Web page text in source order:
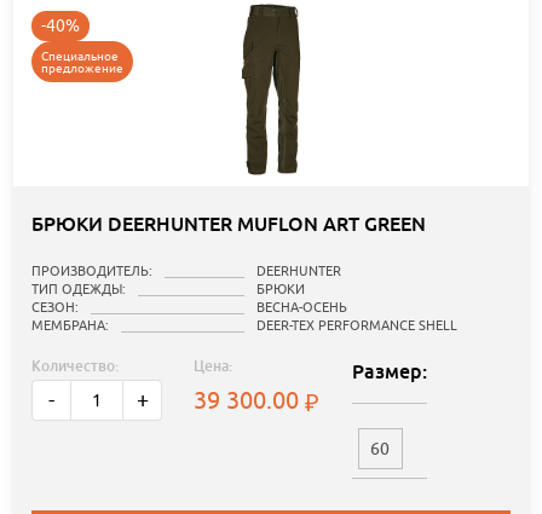
-40%
Специальное
предложение
БРЮКИ DEERHUNTER MUFLON ART GREEN
ПРОИЗВОДИТЕЛЬ:
DEERHUNTER
ТИП ОДЕЖДЫ:
БРЮКИ
СЕЗОН:
ВЕСНА-ОСЕНЬ
МЕМБРАНА:
DEER-TEX PERFORMANCE SHELL
Количество:
- +
Цена:
39 300.00
Размер:
60